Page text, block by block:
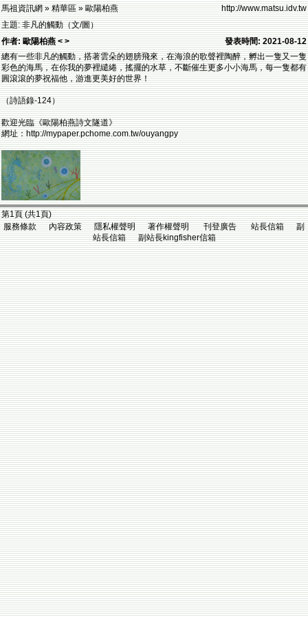
馬祖資訊網 » 精華區 » 歐陽柏燕
http://www.matsu.idv.tw
主題: 非凡的觸動（文/圖）
作者: 歐陽柏燕 < >
發表時間: 2021-08-12
總有一些非凡的觸動，搭著雲朵的翅膀飛來，在海浪的歌聲裡陶醉，孵出一隻又一隻
彩色的海馬，在你我的夢裡繾綣，搖擺的水草，不斷催生更多小小海馬，每一隻都有
圓滾滾的夢祝福他，游進更美好的世界！
（詩語錄-124）
歡迎光臨《歐陽柏燕詩文隧道》
網址：http://mypaper.pchome.com.tw/ouyangpy
第1頁 (共1頁)
服務條款 內容政策 隱私權聲明 著作權聲明 刊登廣告 站長信箱 副
站長信箱 副站長kingfisher信箱